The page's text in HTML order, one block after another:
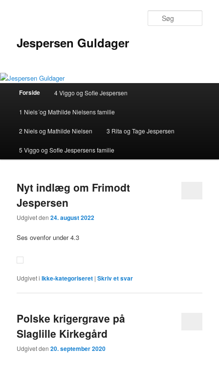
Jespersen Guldager
Hovedmenu
Forside 4 Viggo og Sofie Jespersen
1 Niels´og Mathilde Nielsens familie
2 Niels og Mathilde Nielsen 3 Rita og Tage Jespersen
5 Viggo og Sofie Jespersens familie
Nyt indlæg om Frimodt
Jespersen
Udgivet den24. august 2022
Ses ovenfor under 4.3
Udgivet i Ikke-kategoriseret |Skriv et svar
Polske krigergrave på
Slaglille Kirkegård
Udgivet den20. september 2020